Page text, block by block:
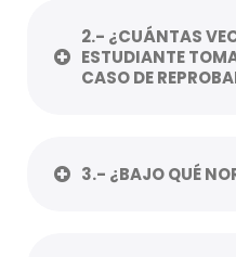
2.- ¿CUÁNTAS
ESTUDIANTE
CASO DE
3.- ¿BAJO QUÉ